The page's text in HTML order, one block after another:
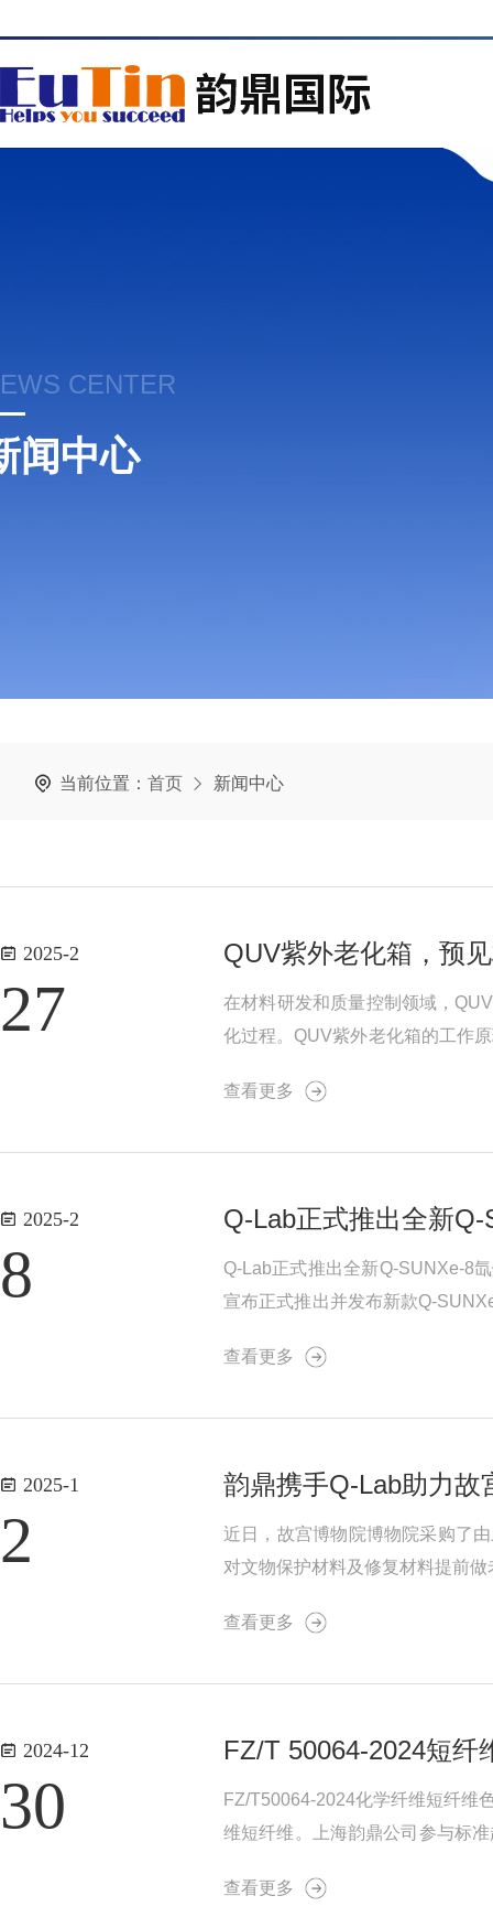
CENTER
闻中心
当前位置： 首页 新闻中心
2025-2
27
QUV紫外老化箱，预
在材料研发和质量控制领域，
化过程。QUV紫外老化箱的工作
±2℃，...
查看更多
2025-2
8
Q-Lab正式推出全新
Q-Lab正式推出全新Q-SUNXe-8
宣布正式推出并发布新款Q-
化、...
查看更多
2025-1
2
韵鼎携手Q-Lab助力故
近日，故宫博物院博物院采购了
对文物保护材料及修复材料提前
查看更多
2024-12
30
FZ/T 50064-2024短纤
FZ/T50064-2024化学纤维短纤维
维短纤维。上海韵鼎公司参与标
查看更多